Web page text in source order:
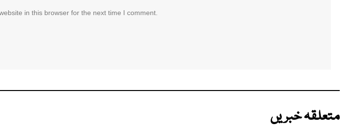
in this browser for the next time I comment.
متعلقہ خبریں